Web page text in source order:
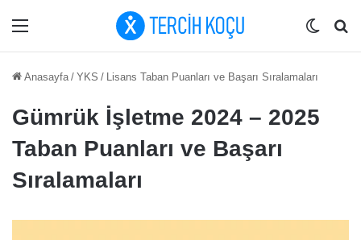
Menü Dış
Anasayfa / YKS / Lisans Taban Puanları ve Başarı Sıralamaları
Gümrük İşletme 2024 – 2025
Taban Puanları ve Başarı
Sıralamaları